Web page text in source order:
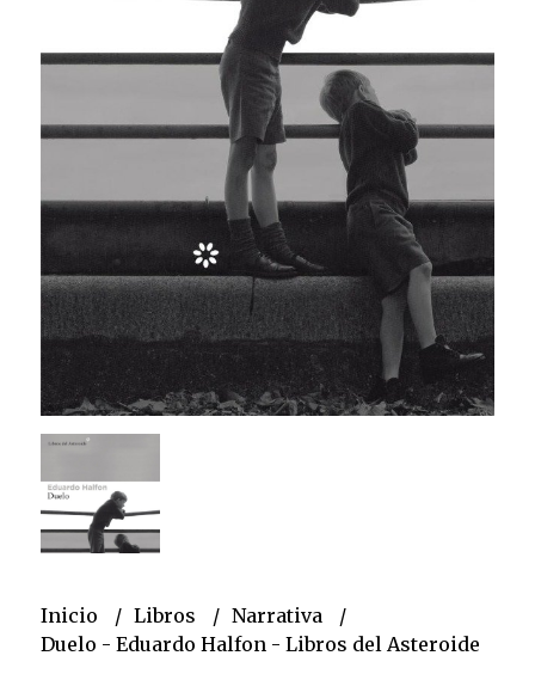
Inicio Libros
Narrativa
Duelo - Eduardo Halfon - Libros del Asteroide